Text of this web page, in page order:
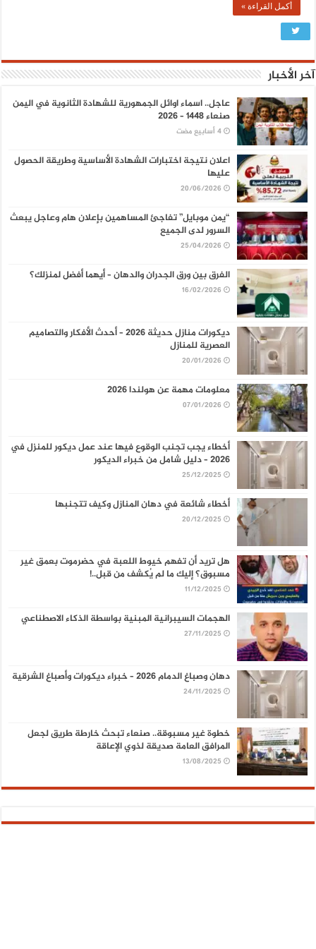
أكمل القراءة »
آخر الأخبار
عاجل.. اسماء اوائل الجمهورية للشهادة الثانوية في اليمن
صنعاء 1448 – 2026
اعلان نتيجة اختبارات الشهادة الأساسية وطريقة الحصول
عليها
20/06/2026
“يمن موبايل” تفاجئ المساهمين بإعلان هام وعاجل يبعث
السرور لدى الجميع
25/04/2026
الفرق بين ورق الجدران والدهان – أيهما أفضل لمنزلك؟
16/02/2026
ديكورات منازل حديثة 2026 – أحدث الأفكار والتصاميم
العصرية للمنازل
20/01/2026
معلومات مهمة عن هولندا 2026
07/01/2026
أخطاء يجب تجنب الوقوع فيها عند عمل ديكور للمنزل في
2026 – دليل شامل من خبراء الديكور
25/12/2025
أخطاء شائعة في دهان المنازل وكيف تتجنبها
20/12/2025
هل تريد أن تفهم خيوط اللعبة في حضرموت بعمق غير
مسبوق؟ إليك ما لم يُكشف من قبل..!
11/12/2025
الهجمات السيبرانية المبنية بواسطة الذكاء الاصطناعي
27/11/2025
دهان وصباغ الدمام 2026 – خبراء ديكورات وأصباغ الشرقية
24/11/2025
خطوة غير مسبوقة.. صنعاء تبحث خارطة طريق لجعل
المرافق العامة صديقة لذوي الإعاقة
13/08/2025